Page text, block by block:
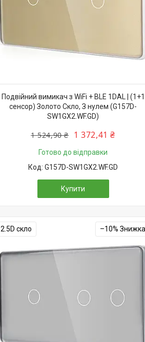
Подвійний вимикач з WiFi + BLE 1DAL | (1+1
сенсор) Золото Скло, З нулем (G157D-
SW1GX2.WF.GD)
1 524,90 ₴ 1 372,41 ₴
Готово до відправки
G157D-SW1GX2.WF.GD
Купити
2.5D скло –10%